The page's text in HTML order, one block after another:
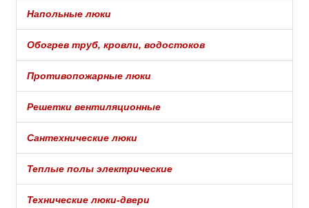
Напольные люки
Обогрев труб, кровли, водостоков
Противопожарные люки
Решетки вентиляционные
Сантехнические люки
Теплые полы электрические
Технические люки-двери